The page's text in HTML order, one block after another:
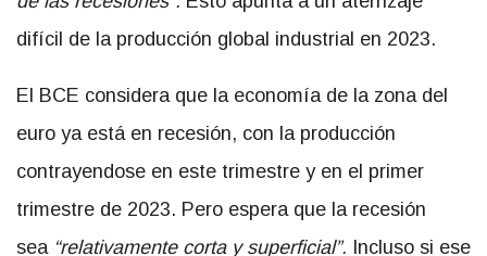
difícil de la producción global industrial en 2023.
El BCE considera que la economía de la zona del
euro ya está en recesión, con la producción
contrayendose en este trimestre y en el primer
trimestre de 2023. Pero espera que la recesión
sea “relativamente corta y superficial”. Incluso si ese